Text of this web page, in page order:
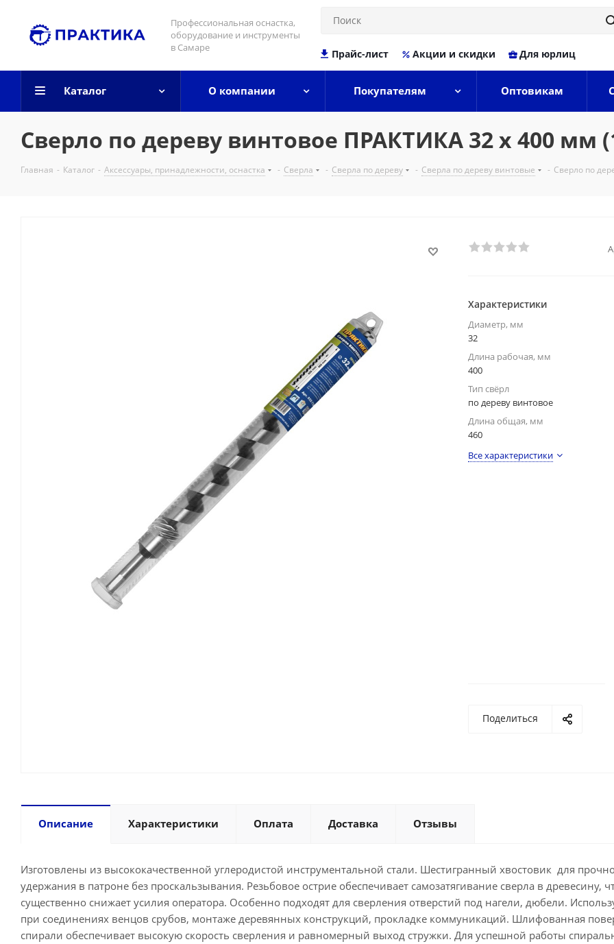
Профессиональная оснастка,
оборудование и инструменты
в Самаре
Прайс-лист Акции и скидки Для юрлиц
Каталог О компании Покупателям Оптовикам
Сверло по дереву винтовое ПРАКТИКА 32 х 400 мм
Главная - Каталог - Аксессуары, принадлежности, оснастка - Сверла - Сверла по дереву - Сверла по дереву винтовые - Сверло по
Характеристики
Диаметр, мм
32
Длина рабочая, мм
400
Тип свёрл
по дереву винтовое
Длина общая, мм
460
Все характеристики
Поделиться
Описание Характеристики Оплата Доставка Отзывы
Изготовлены из высококачественной углеродистой инструментальной стали. Шестигранный хвостовик для
удержания в патроне без проскальзывания. Резьбовое острие обеспечивает самозатягивание сверла в древесину,
существенно снижает усилия оператора. Особенно подходят для сверления отверстий под нагели, дюбели.
при соединениях венцов срубов, монтаже деревянных конструкций, прокладке коммуникаций. Шлифованная
спирали обеспечивает высокую скорость сверления и равномерный выход стружки. Для успешной работы